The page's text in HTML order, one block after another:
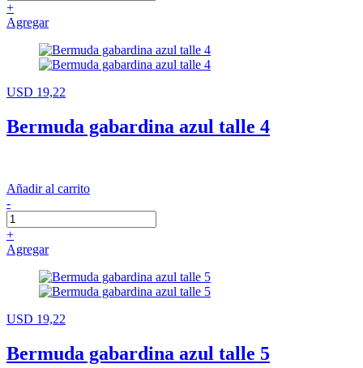
+
Agregar
USD 19,22
Bermuda gabardina azul talle 4
Añadir al carrito
-
+
Agregar
USD 19,22
Bermuda gabardina azul talle 5